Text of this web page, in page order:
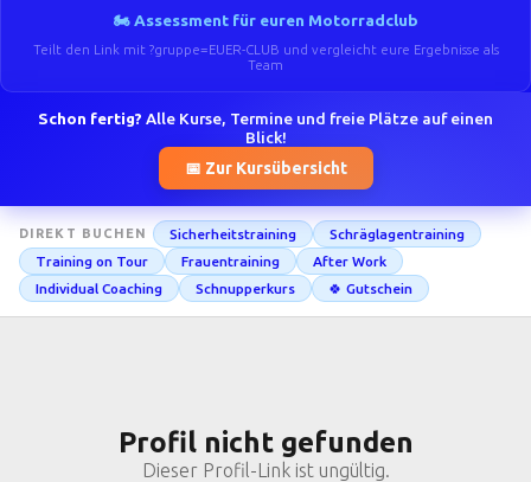
🏍️ Assessment für euren Motorradclub
Teilt den Link mit ?gruppe=EUER-CLUB und vergleicht eure Ergebnisse als
Team
Schon fertig? Alle Kurse, Termine und freie Plätze auf einen
Blick!
📅 Zur Kursübersicht
DIREKT BUCHEN Sicherheitstraining
Schräglagentraining
Training on Tour
Frauentraining
After Work
Individual Coaching
Schnupperkurs 🍀 Gutschein
Profil nicht gefunden
Dieser Profil-Link ist ungültig.